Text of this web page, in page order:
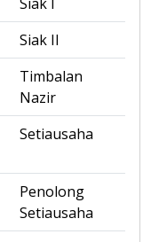
Siak II
Timbalan
Nazir
Setiausaha
Penolong
Setiausaha